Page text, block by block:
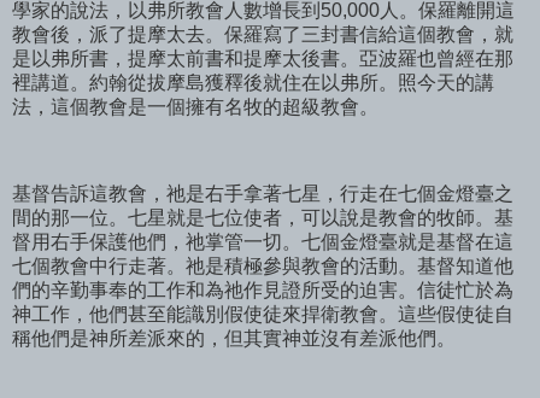
學家的說法，以弗所教會人數增長到50,000人。保羅離開這
教會後，派了提摩太去。保羅寫了三封書信給這個教會，就
是以弗所書，提摩太前書和提摩太後書。亞波羅也曾經在那
裡講道。約翰從拔摩島獲釋後就住在以弗所。照今天的講
法，這個教會是一個擁有名牧的超級教會。
基督告訴這教會，祂是右手拿著七星，行走在七個金燈臺之
間的那一位。七星就是七位使者，可以說是教會的牧師。基
督用右手保護他們，祂掌管一切。七個金燈臺就是基督在這
七個教會中行走著。祂是積極參與教會的活動。基督知道他
們的辛勤事奉的工作和為祂作見證所受的迫害。信徒忙於為
神工作，他們甚至能識別假使徒來捍衛教會。這些假使徒自
稱他們是神所差派來的，但其實神並沒有差派他們。